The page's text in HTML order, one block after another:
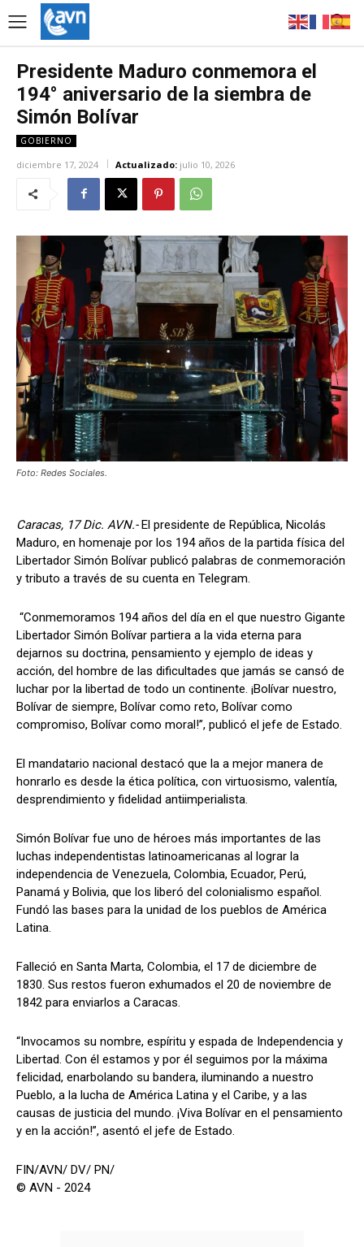
Presidente Maduro conmemora el
194° aniversario de la siembra de
Simón Bolívar
GOBIERNO
diciembre 17, 2024 Actualizado: julio 10, 2026
Foto: Redes Sociales.
Caracas, 17 Dic. AVN.-El presidente de República, Nicolás
Maduro, en homenaje por los 194 años de la partida física del
Libertador Simón Bolívar publicó palabras de conmemoración
y tributo a través de su cuenta en Telegram.
“Conmemoramos 194 años del día en el que nuestro Gigante
Libertador Simón Bolívar partiera a la vida eterna para
dejarnos su doctrina, pensamiento y ejemplo de ideas y
acción, del hombre de las dificultades que jamás se cansó de
luchar por la libertad de todo un continente. ¡Bolívar nuestro,
Bolívar de siempre, Bolívar como reto, Bolívar como
compromiso, Bolívar como moral!”, publicó el jefe de Estado.
El mandatario nacional destacó que la a mejor manera de
honrarlo es desde la ética política, con virtuosismo, valentía,
desprendimiento y fidelidad antiimperialista.
Simón Bolívar fue uno de héroes más importantes de las
luchas independentistas latinoamericanas al lograr la
independencia de Venezuela, Colombia, Ecuador, Perú,
Panamá y Bolivia, que los liberó del colonialismo español.
Fundó las bases para la unidad de los pueblos de América
Latina.
Falleció en Santa Marta, Colombia, el 17 de diciembre de
1830. Sus restos fueron exhumados el 20 de noviembre de
1842 para enviarlos a Caracas.
“Invocamos su nombre, espíritu y espada de Independencia y
Libertad. Con él estamos y por él seguimos por la máxima
felicidad, enarbolando su bandera, iluminando a nuestro
Pueblo, a la lucha de América Latina y el Caribe, y a las
causas de justicia del mundo. ¡Viva Bolívar en el pensamiento
y en la acción!”, asentó el jefe de Estado.
FIN/AVN/ DV/ PN/
© AVN - 2024